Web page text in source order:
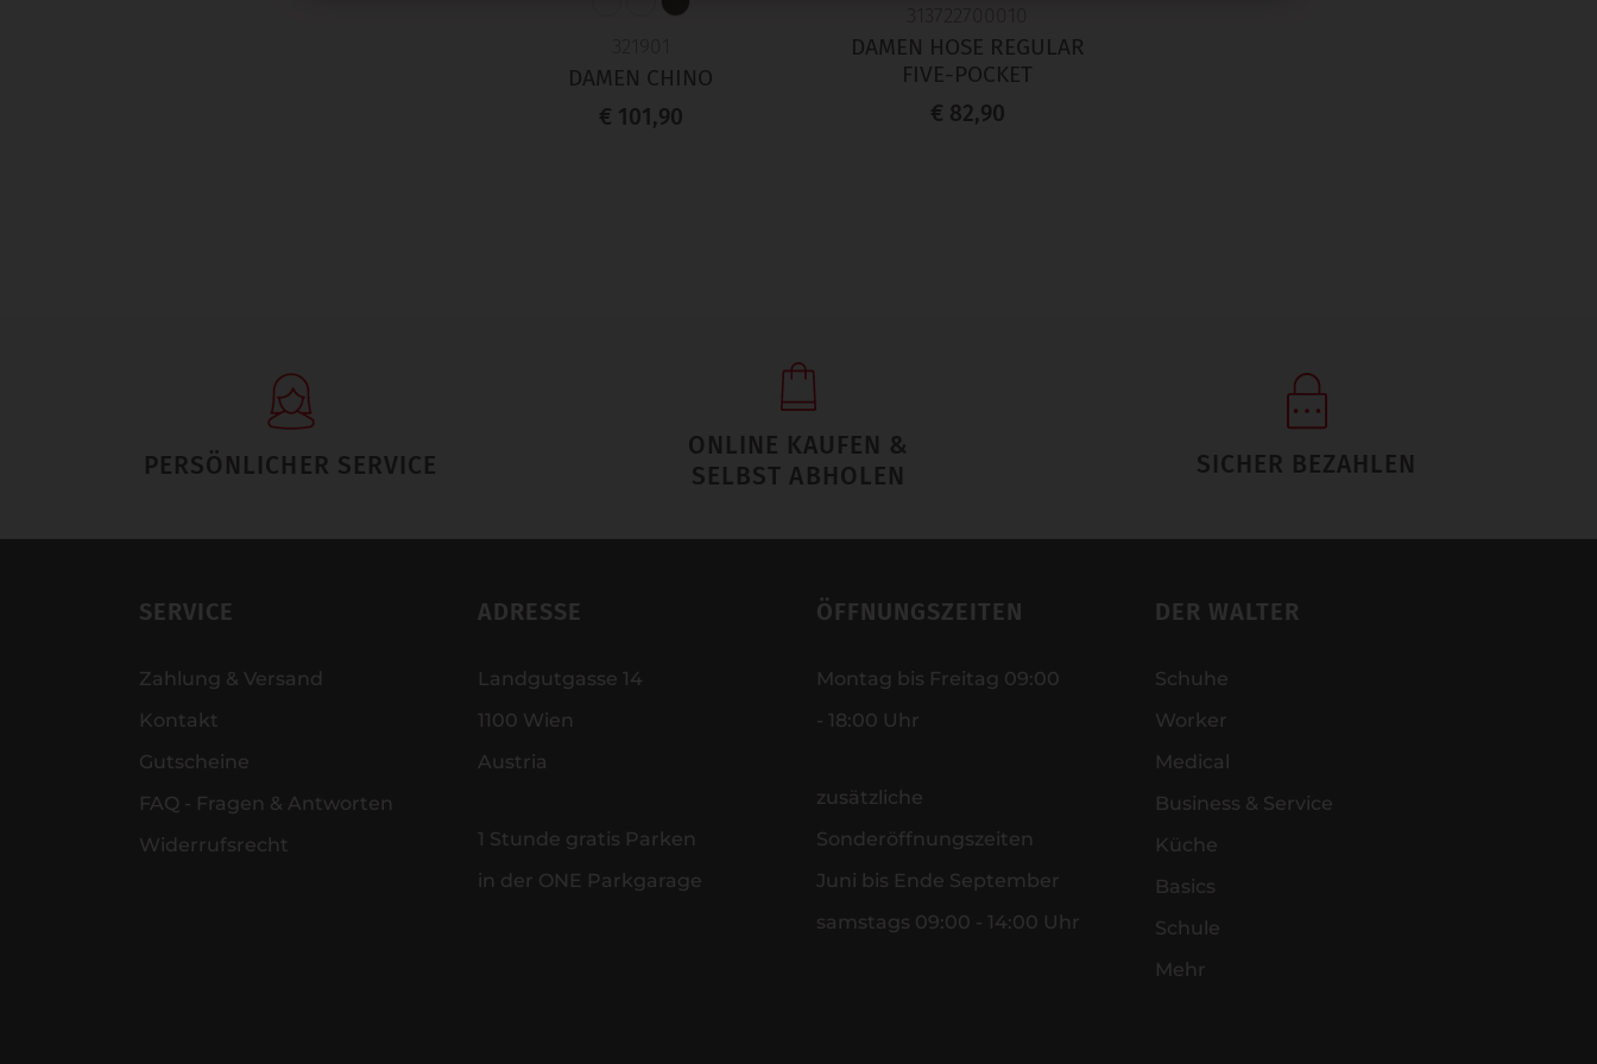
DAMEN CHINO
€ 101,90
DAMEN HOSE REGULAR
FIVE-POCKET
€ 82,90
PERSÖNLICHER SERVICE
ONLINE KAUFEN &
SELBST ABHOLEN
SICHER BEZAHLEN
SERVICE
Zahlung & Versand
Kontakt
Gutscheine
FAQ - Fragen & Antworten
Widerrufsrecht
ADRESSE
Landgutgasse 14
1100 Wien
Austria
1 Stunde gratis Parken
in der ONE Parkgarage
ÖFFNUNGSZEITEN
Montag bis Freitag 09:00
- 18:00 Uhr
zusätzliche
Sonderöffnungszeiten
Juni bis Ende September
samstags 09:00 - 14:00 Uhr
DER WALTER
Schuhe
Worker
Medical
Business & Service
Küche
Basics
Schule
Mehr